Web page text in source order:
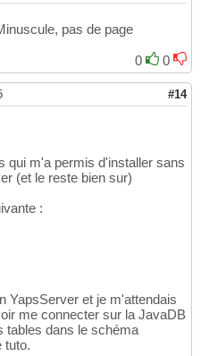
pas de page
0
0
#14
qui m'a permis d'installer sans
(et le reste bien sur)
:
YapsServer et je m'attendais
me connecter sur la JavaDB
tables dans le schéma
tuto.